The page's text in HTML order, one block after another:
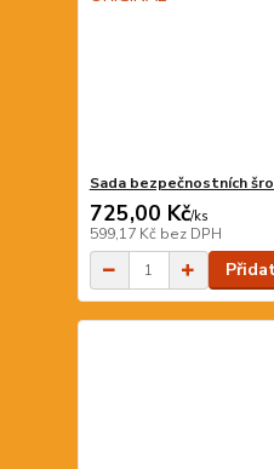
Sada bezpečnostních
725,00 Kč/ks
599,17 Kč bez DPH